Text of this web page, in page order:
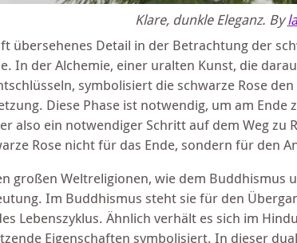
Klare, dunkle Eleganz. By
übersehenes Detail in der Betrachtung der
In der Alchemie, einer uralten Kunst, die
symbolisiert die schwarze Rose
Diese Phase ist notwendig, um am Ende
also ein notwendiger Schritt auf dem Weg
Rose nicht für das Ende, sondern für den
großen Weltreligionen, wie dem Buddhismus
Im Buddhismus steht sie für den
Lebenszyklus. Ähnlich verhält es sich im
Eigenschaften symbolisiert. In dieser